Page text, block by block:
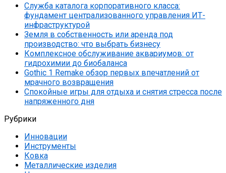
Служба каталога корпоративного класса:
фундамент централизованного управления ИТ-
инфраструктурой
Земля в собственность или аренда под
производство: что выбрать бизнесу
Комплексное обслуживание аквариумов: от
гидрохимии до биобаланса
Gothic 1 Remake обзор первых впечатлений от
мрачного возвращения
Спокойные игры для отдыха и снятия стресса после
напряженного дня
Рубрики
Инновации
Инструменты
Ковка
Металлические изделия